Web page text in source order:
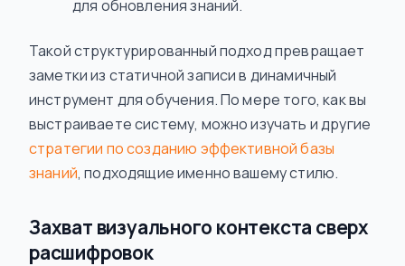
для обновления знаний.
Такой структурированный подход превращает
заметки из статичной записи в динамичный
инструмент для обучения. По мере того, как вы
выстраиваете систему, можно изучать и другие
стратегии по созданию эффективной базы
знаний, подходящие именно вашему стилю.
Захват визуального контекста сверх
расшифровок